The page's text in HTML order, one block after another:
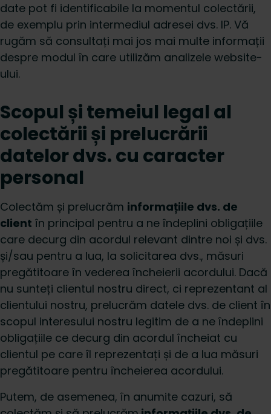
date pot fi identificabile la momentul colectării,
de exemplu prin intermediul adresei dvs. IP. Vă
rugăm să consultați mai jos mai multe informații
despre modul în care utilizăm analizele website-
ului.
Scopul și temeiul legal al
colectării și prelucrării
datelor dvs. cu caracter
personal
Colectăm și prelucrăm informațiile dvs. de
client în principal pentru a ne îndeplini obligațiile
care decurg din acordul relevant dintre noi și dvs.
și/sau pentru a lua, la solicitarea dvs., măsuri
pregătitoare în vederea încheierii acordului. Dacă
nu sunteți clientul nostru direct, ci reprezentant al
clientului nostru, prelucrăm datele dvs. de client în
scopul interesului nostru legitim de a ne îndeplini
obligațiile ce decurg din acordul încheiat cu
clientul pe care îl reprezentați și de a lua măsuri
pregătitoare pentru încheierea acordului.
Putem, de asemenea, în anumite cazuri, să